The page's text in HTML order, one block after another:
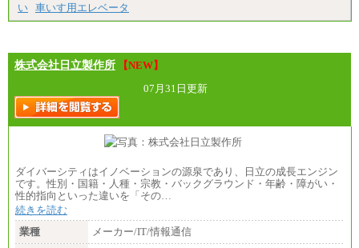
い 車いす用エレベータ
株式会社日立製作所
【NEW】
07月31日更新
ダイバーシティはイノベーションの源泉であり、日立の成長エンジン
です。性別・国籍・人種・宗教・バックグラウンド・年齢・障がい・
性的指向といった違いを「その…
続きを読む
業種
メーカー/IT/情報通信